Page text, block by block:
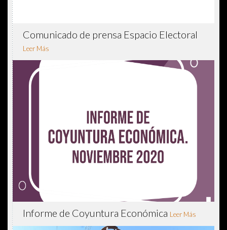
Comunicado de prensa Espacio Electoral
Leer Más
Informe de Coyuntura Económica Leer Más